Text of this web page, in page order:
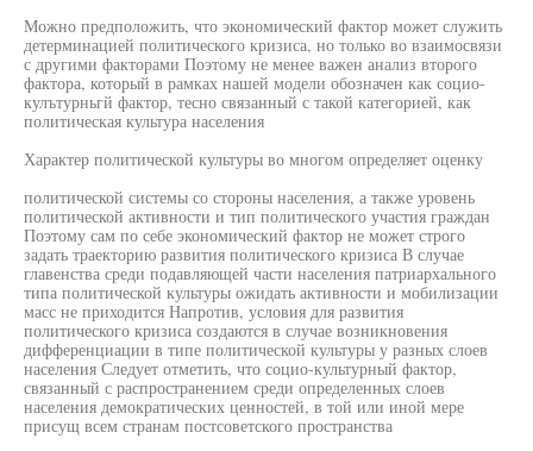
Можно предположить, что экономический фактор может служить
детерминацией политического кризиса, но только во взаимосвязи
с другими факторами Поэтому не менее важен анализ второго
фактора, который в рамках нашей модели обозначен как социо-
кулътурньгй фактор, тесно связанный с такой категорией, как
политическая культура населения
Характер политической культуры во многом определяет оценку
политической системы со стороны населения, а также уровень
политической активности и тип политического участия граждан
Поэтому сам по себе экономический фактор не может строго
задать траекторию развития политического кризиса В случае
главенства среди подавляющей части населения патриархального
типа политической культуры ожидать активности и мобилизации
масс не приходится Напротив, условия для развития
политического кризиса создаются в случае возникновения
дифференциации в типе политической культуры у разных слоев
населения Следует отметить, что социо-культурный фактор,
связанный с распространением среди определенных слоев
населения демократических ценностей, в той или иной мере
присущ всем странам постсоветского пространства